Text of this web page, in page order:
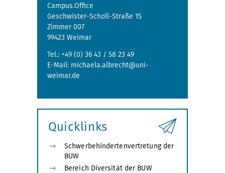
Campus.Office
Geschwister-Scholl-Straße 15
Zimmer 007
99423 Weimar
Tel.: +49 (0) 36 43 / 58 23 49
E-Mail: michaela.albrecht@uni-
weimar.de
Quicklinks
Schwerbehindertenvertretung der
BUW
Bereich Diversität der BUW